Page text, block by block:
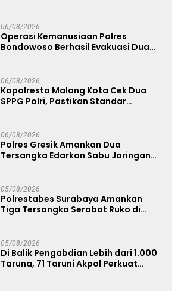
06/08/2026
Operasi Kemanusiaan Polres
Bondowoso Berhasil Evakuasi Dua
06/08/2026
Kapolresta Malang Kota Cek Dua
SPPG Polri, Pastikan Standar
06/08/2026
Polres Gresik Amankan Dua
Tersangka Edarkan Sabu Jaringan
05/08/2026
Polrestabes Surabaya Amankan
Tiga Tersangka Serobot Ruko di
05/08/2026
Di Balik Pengabdian Lebih dari 1.000
Taruna, 71 Taruni Akpol Perkuat